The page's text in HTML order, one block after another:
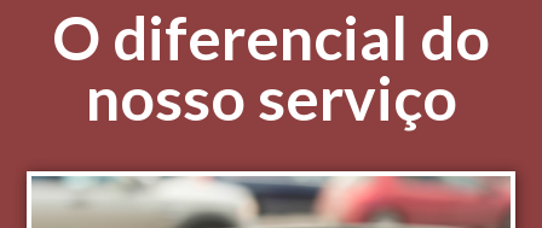
O diferencial do
nosso serviço